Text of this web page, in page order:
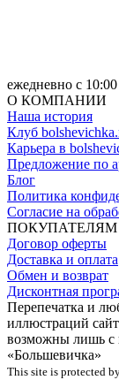
ежедневно с
О КОМПАНИИ
Наша история
Клуб
Карьера в
Предложение по
Блог
Политика
Согласие на
ПОКУПАТЕЛЯМ
Договор оферты
Доставка и оплата
Обмен и возврат
Дисконтная
Перепечатка и
иллюстраций
возможны лишь с
«Большевичка»
This site is protected